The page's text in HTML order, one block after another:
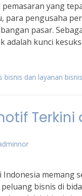
yang
para pengusaha
pasar.
adalah kunci
bisnis dan layanan bisnis
memang
bisnis di